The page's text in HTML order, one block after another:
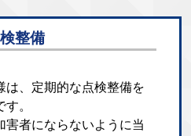
整備
は、定期的な点検整備を
。
害者にならないように当